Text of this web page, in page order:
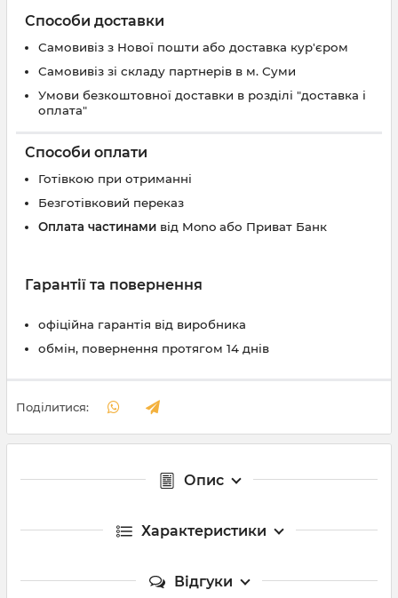
Способи доставки
Самовивіз з Нової пошти або доставка кур'єром
Самовивіз зі складу партнерів в м. Суми
Умови безкоштовної доставки в розділі "доставка і
оплата"
Способи оплати
Готівкою при отриманні
Безготівковий переказ
Оплата частинами від Mono або Приват Банк
Гарантії та повернення
офіційна гарантія від виробника
обмін, повернення протягом 14 днів
Поділитися:
Опис
Характеристики
Відгуки